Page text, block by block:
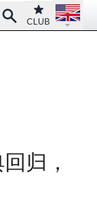
SearchClub
CLUB
Open
归，